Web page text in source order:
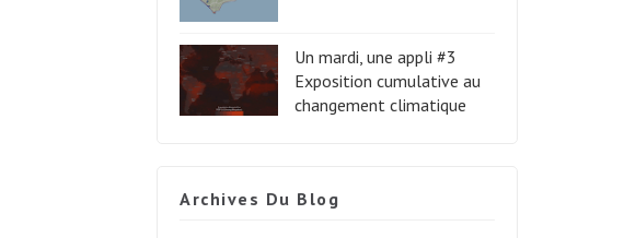
Un mardi, une appli #3
Exposition cumulative au
changement climatique
Archives Du Blog